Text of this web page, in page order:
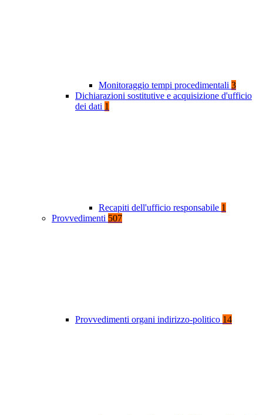
Monitoraggio tempi procedimentali 3
Dichiarazioni sostitutive e acquisizione d'ufficio
dei dati 1
Recapiti dell'ufficio responsabile 1
Provvedimenti 507
Provvedimenti organi indirizzo-politico 14